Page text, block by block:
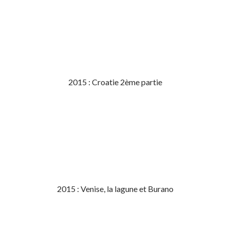
2015 : Croatie 2ème partie
2015 : Venise, la lagune et Burano